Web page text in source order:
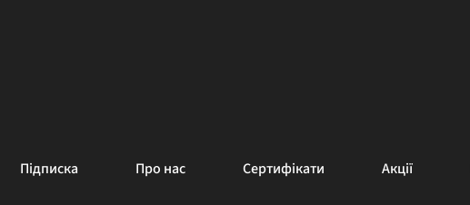
Підписка Про нас Сертифікати Акції